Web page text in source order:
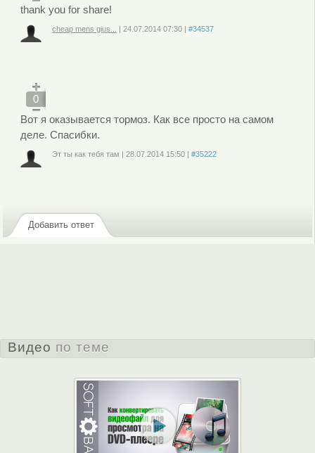
thank you for share!
cheap mens gius... |24.07.2014 07:30 |#34537
0
Вот я оказывается тормоз. Как все просто на самом
деле. Спасибки.
Эт ты как тебя там |28.07.2014 15:50 |#35222
Добавить ответ
Видео по теме